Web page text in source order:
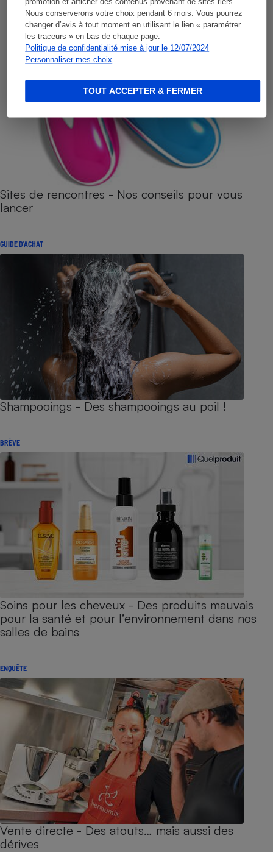
promotion et afficher des contenus provenant de sites tiers.
Nous conserverons votre choix pendant 6 mois. Vous pourrez
changer d’avis à tout moment en utilisant le lien « paramétrer
les traceurs » en bas de chaque page.
Politique de confidentialité mise à jour le 12/07/2024
Personnaliser mes choix
TOUT ACCEPTER & FERMER
Sites de rencontres - Nos conseils pour vous
lancer
GUIDE D'ACHAT
Shampooings - Des shampooings au poil !
BRÈVE
Soins pour les cheveux - Des produits mauvais
pour la santé et pour l’environnement dans nos
salles de bains
ENQUÊTE
Vente directe - Des atouts… mais aussi des
dérives